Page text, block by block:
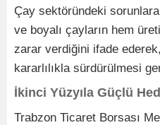
Çay sektöründeki
ve boyalı çayların hem
zarar verdiğini ifade
kararlılıkla sürdürülmesi
İkinci Yüzyıla Güçlü
Trabzon Ticaret Borsası